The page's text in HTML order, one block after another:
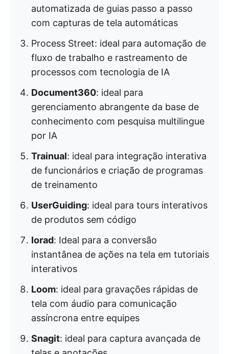
automatizada de guias passo a passo
com capturas de tela automáticas
Process Street: ideal para automação de
fluxo de trabalho e rastreamento de
processos com tecnologia de IA
Document360: ideal para
gerenciamento abrangente da base de
conhecimento com pesquisa multilingue
por IA
Trainual: ideal para integração interativa
de funcionários e criação de programas
de treinamento
UserGuiding: ideal para tours interativos
de produtos sem código
Iorad: Ideal para a conversão
instantânea de ações na tela em tutoriais
interativos
Loom: ideal para gravações rápidas de
tela com áudio para comunicação
assíncrona entre equipes
Snagit: ideal para captura avançada de